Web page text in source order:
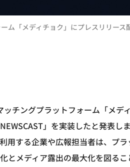
ム「メディチョク」にプレスリリース
チングプラットフォーム「メデ
」を実装したと発表しま
用する企業や広報担当者は、プ
とメディア露出の最大化を図るこ